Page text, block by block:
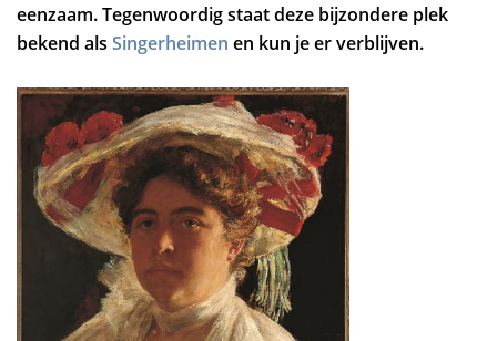
eenzaam. Tegenwoordig staat deze bijzondere plek
bekend als Singerheimen en kun je er verblijven.